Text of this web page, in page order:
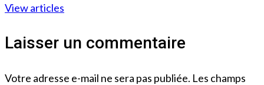
View articles
Laisser un commentaire
Votre adresse e-mail ne sera pas publiée. Les champs